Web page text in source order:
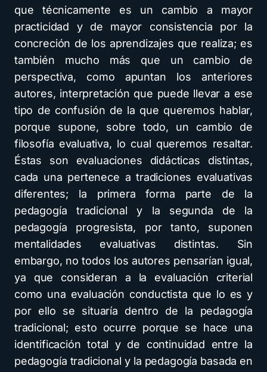
que técnicamente es un cambio a mayor
practicidad y de mayor consistencia por la
concreción de los aprendizajes que realiza; es
también mucho más que un cambio de
perspectiva, como apuntan los anteriores
autores, interpretación que puede llevar a ese
tipo de confusión de la que queremos hablar,
porque supone, sobre todo, un cambio de
filosofía evaluativa, lo cual queremos resaltar.
Éstas son evaluaciones didácticas distintas,
cada una pertenece a tradiciones evaluativas
diferentes; la primera forma parte de la
pedagogía tradicional y la segunda de la
pedagogía progresista, por tanto, suponen
mentalidades evaluativas distintas. Sin
embargo, no todos los autores pensarían igual,
ya que consideran a la evaluación criterial
como una evaluación conductista que lo es y
por ello se situaría dentro de la pedagogía
tradicional; esto ocurre porque se hace una
identificación total y de continuidad entre la
pedagogía tradicional y la pedagogía basada en